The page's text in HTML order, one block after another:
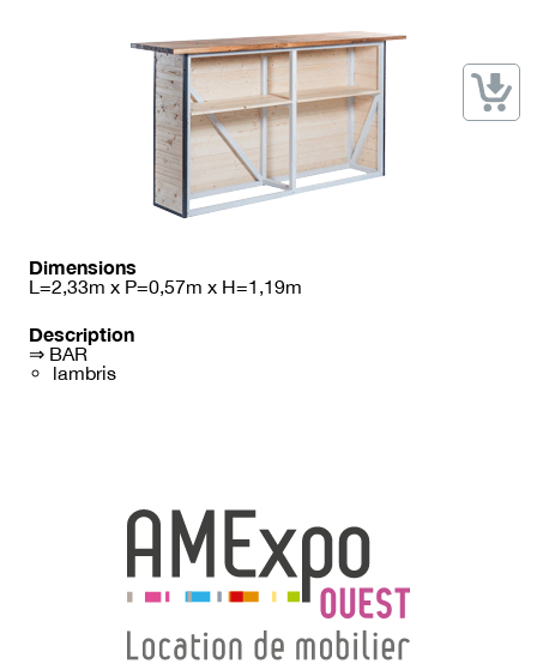
→ Noms / Références
Modélisation 2D/3D
Dimensions
L=2,33m x P=0,57m x H=1,19m
Description
⇒ BAR
lambris